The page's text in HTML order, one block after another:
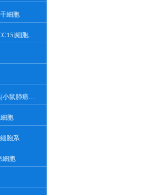
細胞
NG108-15[108CC15]細胞系|小鼠神經母瘤與大鼠膠質瘤之融合細胞
CMT167細胞系|小鼠肺癌細胞
胞
胞系
細胞